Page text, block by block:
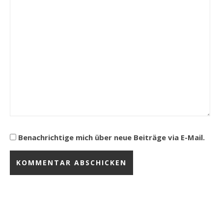
Benachrichtige mich über neue Beiträge via E-Mail.